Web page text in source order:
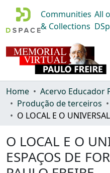
Communities
& Collections
All
Home
Produção de terceiros
O LOCAL E O
ESPAÇOS DE